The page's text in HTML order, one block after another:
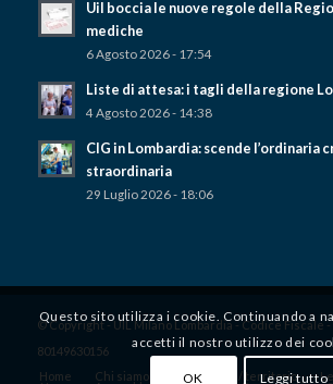
Uil boccia le nuove regole della
mediche
6 Agosto 2026 - 17:54
Liste di attesa: i tagli della regione
4 Agosto 2026 - 14:38
CIG in Lombardia: scende l’ordinaria
straordinaria
29 Luglio 2026 - 18:06
© Copyright - UIL Milano Lombardia - Codice Fiscale -
80149630156
Home
Chi siamo Dove siamo / territorio
Questo sito utilizza i cookie. Continuando a
accetti il ​​nostro utilizzo dei
OK Leggi tutto